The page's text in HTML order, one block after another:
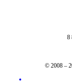
8
© 2008 –